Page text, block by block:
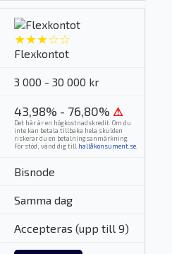
★★★☆☆
Flexkontot
3 000 - 30 000 kr
43,98% - 76,80% ⚠
Det här är en högkostnadskredit. Om du
inte kan betala tillbaka hela skulden
riskerar du en betalningsanmärkning.
För stöd, vänd dig till hallåkonsument.se.
Bisnode
Samma dag
Accepteras (upp till 9)